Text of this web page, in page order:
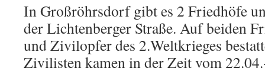
In Großröhrsdorf gibt es 2 Friedhöfe
der Lichtenberger Straße. Auf beiden
und Zivilopfer des 2.Weltkrieges
Zivilisten kamen in der Zeit vom